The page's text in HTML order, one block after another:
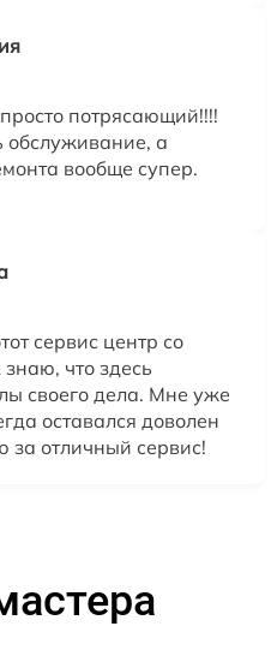
потрясающий!!!!
обслуживание, а
вообще супер.
сервис центр со
что здесь
своего дела. Мне уже
оставался доволен
за отличный сервис!